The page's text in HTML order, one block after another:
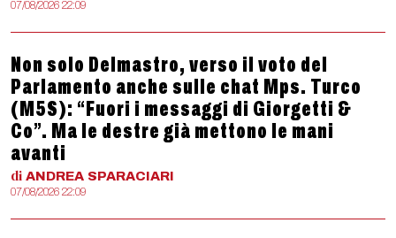
07/08/2026 22:09
Non solo Delmastro, verso il voto del
Parlamento anche sulle chat Mps. Turco
(M5S): “Fuori i messaggi di Giorgetti &
Co”. Ma le destre già mettono le mani
avanti
di ANDREA SPARACIARI
07/08/2026 22:09